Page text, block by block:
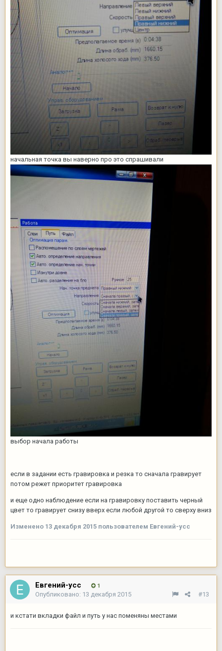
начальная точка вы наверно про это спрашивали
выбор начала работы
если в задании есть гравировка и резка то сначала гравирует
потом режет приоритет гравировка
и еще одно наблюдение если на гравировку поставить черный
цвет то гравирует снизу вверх если любой другой то сверху вниз
Изменено 13 декабря 2015 пользователем Евгений-усс
Евгений-усс 1
#13
Опубликовано: 13 декабря 2015
и кстати вкладки файл и путь у нас поменяны местами